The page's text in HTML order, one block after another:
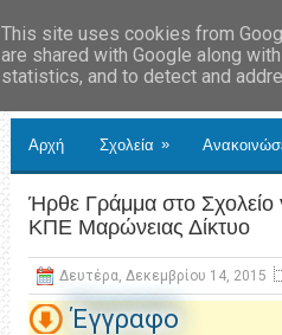
Αρχή Σχολεία »
Ήρθε Γράμμα στο
ΚΠΕ Μαρώνειας Δίκτυο
Δευτέρα, Δεκεμβρίου 14, 2015
Έγγραφο
This site uses cookies from
are shared with Google along
statistics, and to detect and